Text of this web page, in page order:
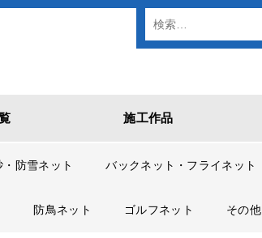
施工作品
防雪ネット バックネット・フライネット
防鳥ネット ゴルフネット その他